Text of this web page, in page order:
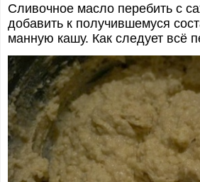
Сливочное масло перебить с
добавить к получившемуся
манную кашу. Как следует всё